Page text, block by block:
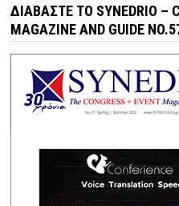
ΔΙΑΒΆΣΤΕ ΤΟ SYNEDRIO –
MAGAZINE AND GUIDE